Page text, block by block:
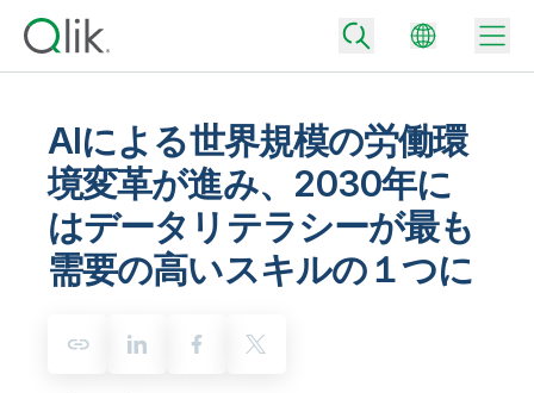
Back
Qlik が選ばれる理由
Back
Back
データ統合とデータ品質の価格
Back
AIによる世界規模の労働環
境変革が進み、2030年に
はデータリテラシーが最も
需要の高いスキルの１つに